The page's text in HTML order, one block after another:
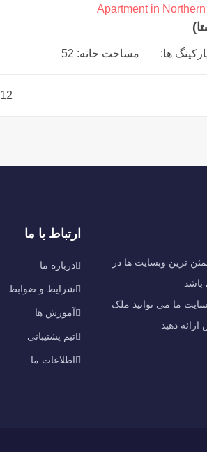
Apartment in
ها: مساحت خانه: 52
12 ماه پیش
ترین وبسایت ها در
ما می توانید ملک
دهید
ارتباط با ما
درباره ما
شرایط و ضوابط
آموزش ها
تیم پشتیبانی
اطلاعات ما